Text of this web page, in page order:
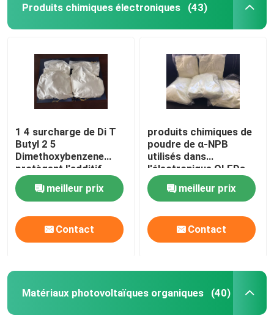
Produits chimiques électroniques (43)
1 4 surcharge de Di T
Butyl 2 5
Dimethoxybenzene
protègent l'additif
d'électrolyte
meilleur prix
Contact
produits chimiques de
poudre de α-NPB
utilisés dans
l'électronique OLEDs
CAS 123847-85-8
meilleur prix
Contact
Matériaux photovoltaïques organiques (40)